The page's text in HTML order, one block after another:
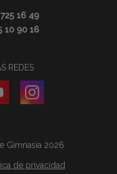
16 49
10 90 16
REDES
Gimnasia 2026
de privacidad